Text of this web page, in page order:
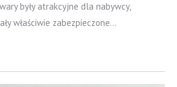
były atrakcyjne dla nabywcy,
właściwie zabezpieczone...